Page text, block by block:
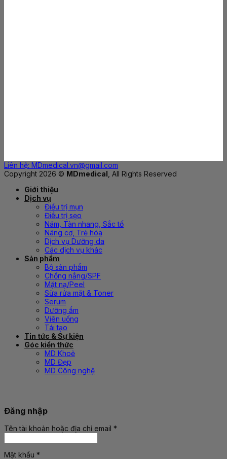
Liên hệ: MDmedical.vn@gmail.com
Copyright 2026 © MDmedical , All Rights Reserved
Giới thiệu
Dịch vụ
Điều trị mụn
Điều trị sẹo
Nám, Tàn nhang, Sắc tố
Nâng cơ, Trẻ hóa
Dịch vụ Dưỡng da
Các dịch vụ khác
Sản phẩm
Bộ sản phẩm
Chống nắng/SPF
Mặt nạ/Peel
Sữa rửa mặt & Toner
Serum
Dưỡng ẩm
Viên uống
Tái tạo
Tin tức & Sự kiện
Góc kiến thức
MD Khoẻ
MD Đẹp
MD Công nghệ
Đăng nhập
Tên tài khoản hoặc địa chỉ email *
Bắt
Mật khẩu *